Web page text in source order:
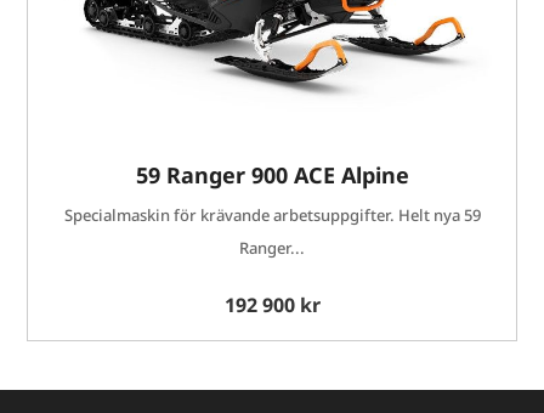
59 Ranger 900 ACE Alpine
Specialmaskin för krävande arbetsuppgifter. Helt nya 59
Ranger...
192 900 kr